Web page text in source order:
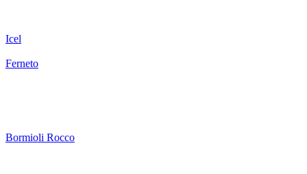
Icel
Ferneto
Bormioli Rocco